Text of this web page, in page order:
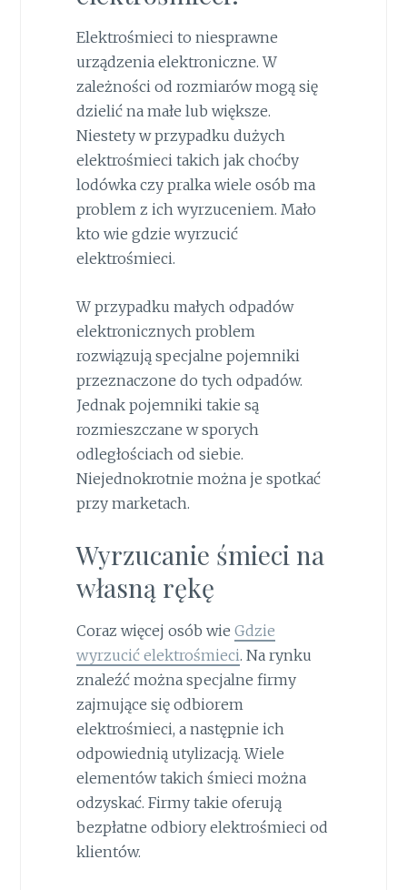
Elektrośmieci to niesprawne
urządzenia elektroniczne. W
zależności od rozmiarów mogą się
dzielić na małe lub większe.
Niestety w przypadku dużych
elektrośmieci takich jak choćby
lodówka czy pralka wiele osób ma
problem z ich wyrzuceniem. Mało
kto wie gdzie wyrzucić
elektrośmieci.
W przypadku małych odpadów
elektronicznych problem
rozwiązują specjalne pojemniki
przeznaczone do tych odpadów.
Jednak pojemniki takie są
rozmieszczane w sporych
odległościach od siebie.
Niejednokrotnie można je spotkać
przy marketach.
Wyrzucanie śmieci na
własną rękę
Coraz więcej osób wie Gdzie
wyrzucić elektrośmieci. Na rynku
znaleźć można specjalne firmy
zajmujące się odbiorem
elektrośmieci, a następnie ich
odpowiednią utylizacją. Wiele
elementów takich śmieci można
odzyskać. Firmy takie oferują
bezpłatne odbiory elektrośmieci od
klientów.